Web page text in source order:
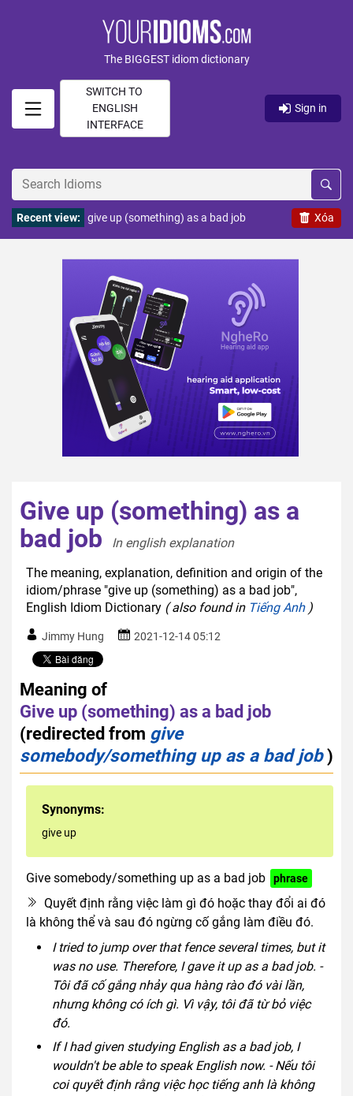
The BIGGEST idiom dictionary
SWITCH TO
ENGLISH
INTERFACE
Sign in
Xóa
Recent view: give up (something) as a bad job
Give up (something) as a
bad job
In english explanation
The meaning, explanation, definition and origin of the
idiom/phrase "give up (something) as a bad job",
English Idiom Dictionary ( also found in Tiếng Anh)
Jimmy Hung 2021-12-14 05:12
Meaning of
Give up (something) as a bad job
(redirected from give
somebody/something up as a bad job)
Synonyms:
give up
Give somebody/something up as a bad job phrase
Quyết định rằng việc làm gì đó hoặc thay đổi ai đó
là không thể và sau đó ngừng cố gắng làm điều đó.
I tried to jump over that fence several times, but it
was no use. Therefore, I gave it up as a bad job. -
Tôi đã cố gắng nhảy qua hàng rào đó vài lần,
nhưng không có ích gì. Vì vậy, tôi đã từ bỏ việc
đó.
If I had given studying English as a bad job, I
wouldn't be able to speak English now. - Nếu tôi
coi quyết định rằng việc học tiếng anh là không